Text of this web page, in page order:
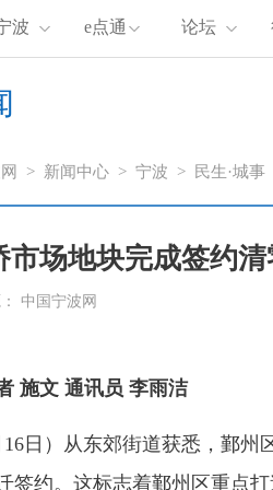
波 e点通 论坛
> 新闻中心 > 宁波 > 民生·城事
市场地块完成签约清
： 中国宁波网
施文 通讯员 李雨洁
日）从东郊街道获悉， 鄞州
签约。这标志着鄞州区重点